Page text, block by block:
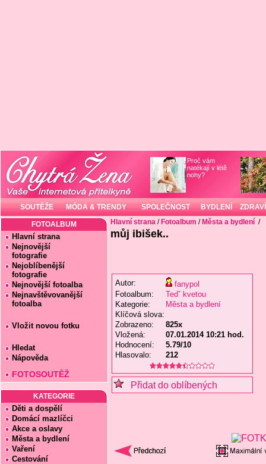
Proč vám
natékají v létě
nohy?
SOUTĚŽE MÓDA & TRENDY SPOLEČNOST BYDLENÍ ZDRAVÍ
FOTOALBUM
Hlavní strana
Nejnovější
fotografie
Nejoblíbenější
fotografie
Nejnovější fotoalba
Nejnavštěvovanější
fotoalba
Vložit novou fotku
Hledat
Nápověda
FOTOSOUTĚŽ
KATEGORIE
Děti a dospělí
Domácí mazlíčci
Akce a oslavy
Města a bydlení
Vaření
Cestování
Hlavní strana / Fotoalbum / Města a bydlení /
můj ibišek..
Autor:
fanypol
Fotoalbum:
Tedˇ kvetou
Kategorie:
Města a bydlení
Klíčová slova:
Zobrazeno:
825x
Vložená:
07.01.2014 10:21 hod.
Hodnocení:
5.79/10
Hlasovalo:
212
Přidat do oblíbených